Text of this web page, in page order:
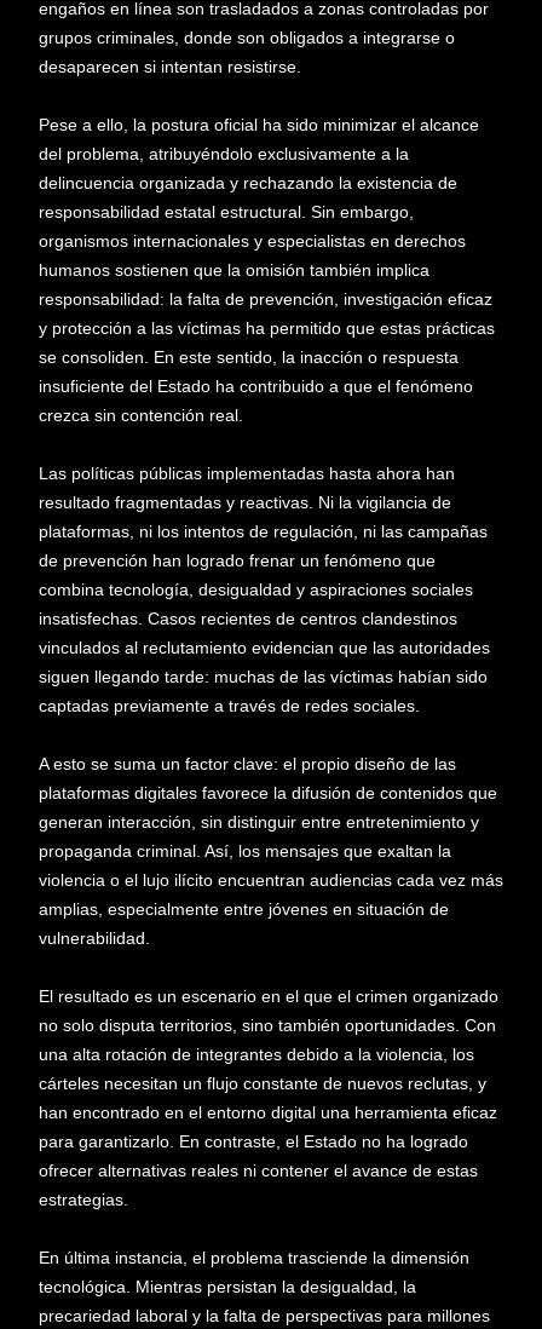
engaños en línea son trasladados a zonas controladas por
grupos criminales, donde son obligados a integrarse o
desaparecen si intentan resistirse.
Pese a ello, la postura oficial ha sido minimizar el alcance
del problema, atribuyéndolo exclusivamente a la
delincuencia organizada y rechazando la existencia de
responsabilidad estatal estructural. Sin embargo,
organismos internacionales y especialistas en derechos
humanos sostienen que la omisión también implica
responsabilidad: la falta de prevención, investigación eficaz
y protección a las víctimas ha permitido que estas prácticas
se consoliden. En este sentido, la inacción o respuesta
insuficiente del Estado ha contribuido a que el fenómeno
crezca sin contención real.
Las políticas públicas implementadas hasta ahora han
resultado fragmentadas y reactivas. Ni la vigilancia de
plataformas, ni los intentos de regulación, ni las campañas
de prevención han logrado frenar un fenómeno que
combina tecnología, desigualdad y aspiraciones sociales
insatisfechas. Casos recientes de centros clandestinos
vinculados al reclutamiento evidencian que las autoridades
siguen llegando tarde: muchas de las víctimas habían sido
captadas previamente a través de redes sociales.
A esto se suma un factor clave: el propio diseño de las
plataformas digitales favorece la difusión de contenidos que
generan interacción, sin distinguir entre entretenimiento y
propaganda criminal. Así, los mensajes que exaltan la
violencia o el lujo ilícito encuentran audiencias cada vez más
amplias, especialmente entre jóvenes en situación de
vulnerabilidad.
El resultado es un escenario en el que el crimen organizado
no solo disputa territorios, sino también oportunidades. Con
una alta rotación de integrantes debido a la violencia, los
cárteles necesitan un flujo constante de nuevos reclutas, y
han encontrado en el entorno digital una herramienta eficaz
para garantizarlo. En contraste, el Estado no ha logrado
ofrecer alternativas reales ni contener el avance de estas
estrategias.
En última instancia, el problema trasciende la dimensión
tecnológica. Mientras persistan la desigualdad, la
precariedad laboral y la falta de perspectivas para millones